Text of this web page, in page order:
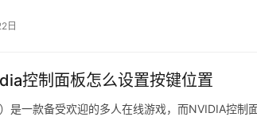
日
控制面板怎么设置按键位置
是一款备受欢迎的多人在线游戏，而NVIDIA控